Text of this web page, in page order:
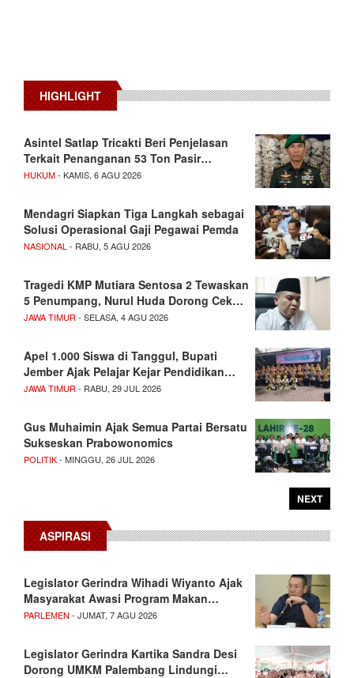
HIGHLIGHT
Asintel Satlap Tricakti Beri Penjelasan
Terkait Penanganan 53 Ton Pasir…
HUKUM- KAMIS, 6 AGU 2026
Mendagri Siapkan Tiga Langkah sebagai
Solusi Operasional Gaji Pegawai Pemda
NASIONAL - RABU, 5 AGU 2026
Tragedi KMP Mutiara Sentosa 2 Tewaskan
5 Penumpang, Nurul Huda Dorong Cek…
JAWA TIMUR - SELASA, 4 AGU 2026
Apel 1.000 Siswa di Tanggul, Bupati
Jember Ajak Pelajar Kejar Pendidikan…
JAWA TIMUR - RABU, 29 JUL 2026
Gus Muhaimin Ajak Semua Partai Bersatu
Sukseskan Prabowonomics
POLITIK- MINGGU, 26 JUL 2026
NEXT
ASPIRASI
Legislator Gerindra Wihadi Wiyanto Ajak
Masyarakat Awasi Program Makan…
PARLEMEN - JUMAT, 7 AGU 2026
Legislator Gerindra Kartika Sandra Desi
Dorong UMKM Palembang Lindungi…